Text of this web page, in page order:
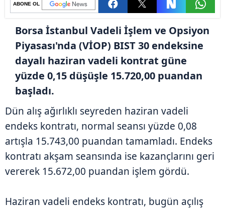
ABONE OL
Borsa İstanbul Vadeli İşlem ve Opsiyon
Piyasası'nda (VİOP) BIST 30 endeksine
dayalı haziran vadeli kontrat güne
yüzde 0,15 düşüşle 15.720,00 puandan
başladı.
Dün alış ağırlıklı seyreden haziran vadeli
endeks kontratı, normal seansı yüzde 0,08
artışla 15.743,00 puandan tamamladı. Endeks
kontratı akşam seansında ise kazançlarını geri
vererek 15.672,00 puandan işlem gördü.
Haziran vadeli endeks kontratı, bugün açılış